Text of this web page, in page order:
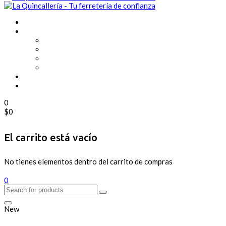
0
$0
El carrito está vacío
No tienes elementos dentro del carrito de compras
0
New